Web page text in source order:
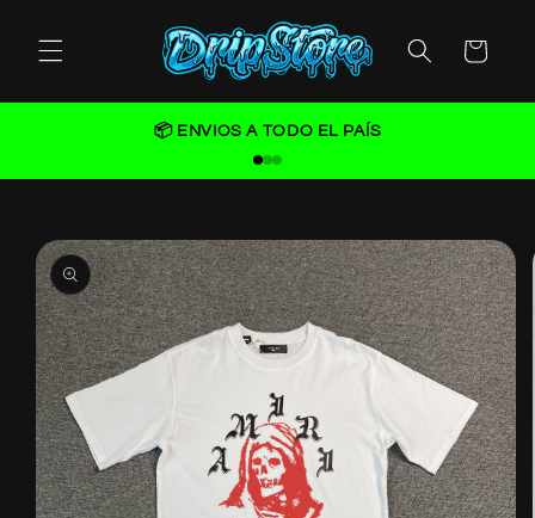
content
Cart
📦 ENVIOS A TODO EL PAÍS
Skip to
product
information